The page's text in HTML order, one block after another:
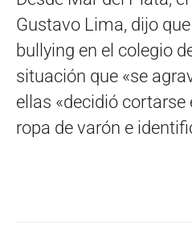
Gustavo Lima, dijo
bullying en el colegio
situación que «se
ellas «decidió cortarse
ropa de varón e